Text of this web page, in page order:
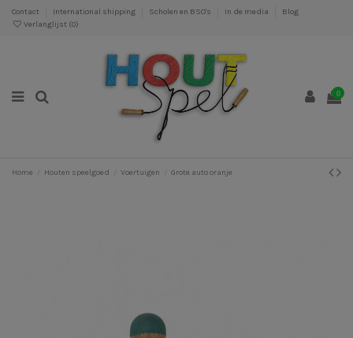
Contact International shipping Scholen en BSO's In de media
Blog
Verlanglijst (0)
0
Home Houten speelgoed Voertuigen Grote auto oranje